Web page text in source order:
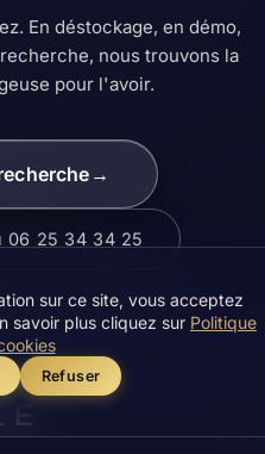
sur ce site, vous acceptez
savoir plus cliquez sur Politique
Refuser
En déstockage, en démo,
nous trouvons la
pour l'avoir.
→
06 25 34 34 25